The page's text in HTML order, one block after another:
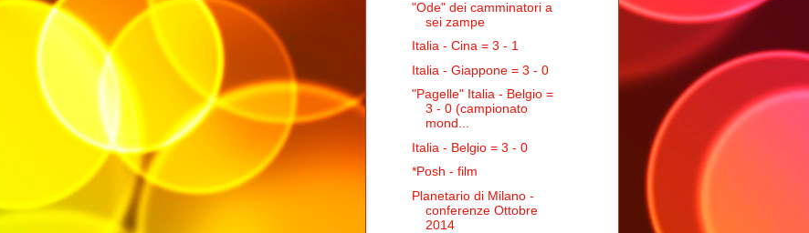
"Ode" dei camminatori a
sei zampe
Italia - Cina = 3 - 1
Italia - Giappone = 3 - 0
"Pagelle" Italia - Belgio =
3 - 0 (campionato
mond...
Italia - Belgio = 3 - 0
*Posh - film
Planetario di Milano -
conferenze Ottobre
2014